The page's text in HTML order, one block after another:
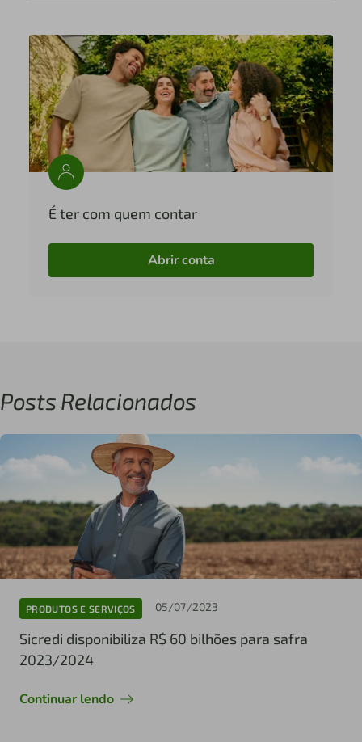
É ter com quem contar
Abrir conta
Posts Relacionados
PRODUTOS E SERVIÇOS 05/07/2023
Sicredi disponibiliza R$ 60 bilhões para safra
2023/2024
Continuar lendo